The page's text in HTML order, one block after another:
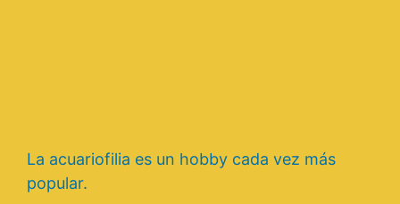
La acuariofilia es un hobby cada vez más
popular.